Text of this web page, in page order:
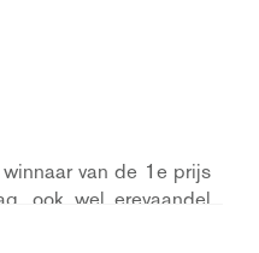
van de 1e prijs
ook wel erevaandel